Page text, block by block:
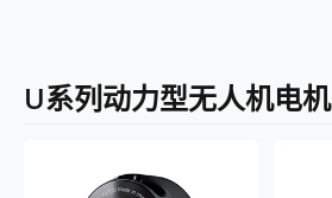
U系列动力型无人机电机